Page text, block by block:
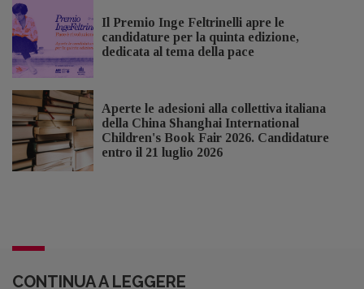
Il Premio Inge Feltrinelli apre le
candidature per la quinta edizione,
dedicata al tema della pace
Aperte le adesioni alla collettiva italiana
della China Shanghai International
Children's Book Fair 2026. Candidature
entro il 21 luglio 2026
CONTINUA A LEGGERE